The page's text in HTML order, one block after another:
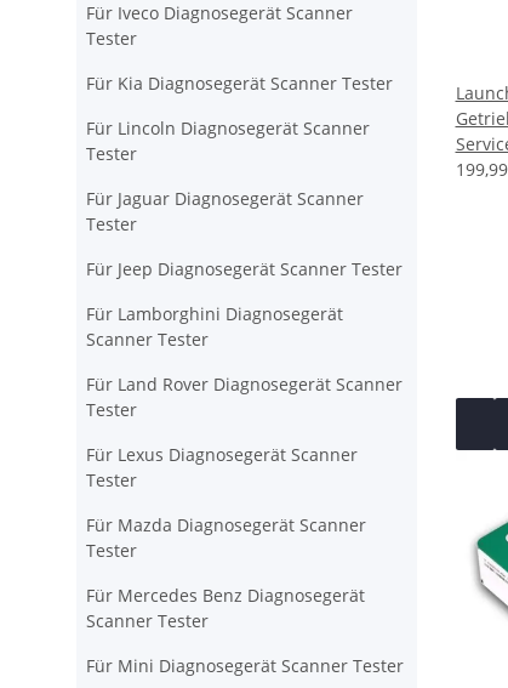
Für Iveco Diagnosegerät Scanner
Tester
Für Kia Diagnosegerät Scanner Tester
Für Lincoln Diagnosegerät Scanner
Tester
Für Jaguar Diagnosegerät Scanner
Tester
Für Jeep Diagnosegerät Scanner Tester
Für Lamborghini Diagnosegerät
Scanner Tester
Für Land Rover Diagnosegerät Scanner
Tester
Für Lexus Diagnosegerät Scanner
Tester
Für Mazda Diagnosegerät Scanner
Tester
Für Mercedes Benz Diagnosegerät
Scanner Tester
Für Mini Diagnosegerät Scanner Tester